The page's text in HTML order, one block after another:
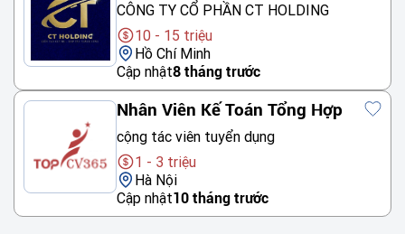
CÔNG TY CỔ PHẦN CT HOLDING
10 - 15 triệu
Hồ Chí Minh
Cập nhật8 tháng trước
Nhân Viên Kế Toán Tổng Hợp
cộng tác viên tuyển dụng
1 - 3 triệu
Hà Nội
Cập nhật10 tháng trước